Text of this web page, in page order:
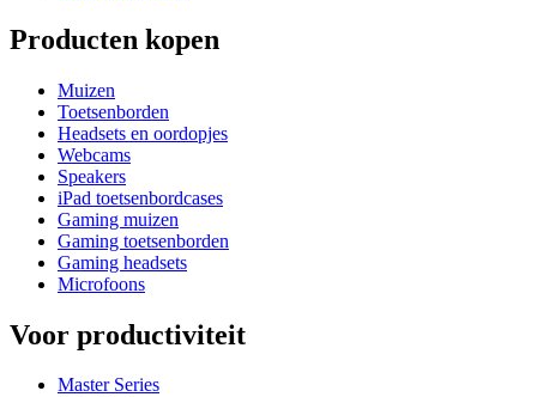
Producten kopen
Muizen
Toetsenborden
Headsets en oordopjes
Webcams
Speakers
iPad toetsenbordcases
Gaming muizen
Gaming toetsenborden
Gaming headsets
Microfoons
Voor productiviteit
Master Series